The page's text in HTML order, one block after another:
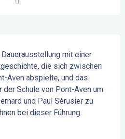
mit einer
die sich zwischen
Aven abspielte, und das
der Schule von Pont-Aven um
und Paul Sérusier zu
bei dieser Führung